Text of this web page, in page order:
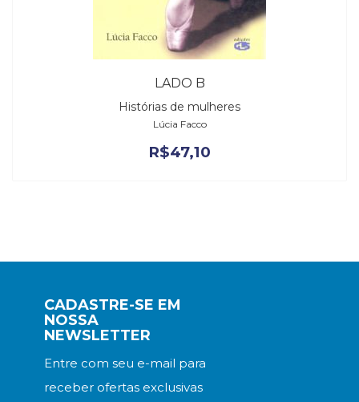
LADO B
Histórias de mulheres
Lúcia Facco
R$47,10
CADASTRE-SE EM
NOSSA
NEWSLETTER
Entre com seu e-mail para
receber ofertas exclusivas